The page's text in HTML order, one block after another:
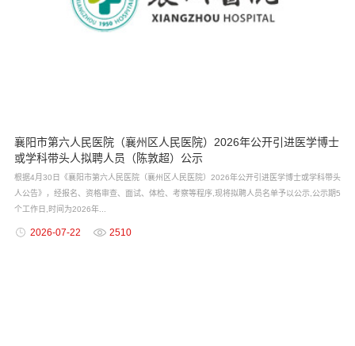
襄阳市第六人民医院（襄州区人民医院）2026年公开引进医学博士
或学科带头人拟聘人员（陈敦超）公示
根据4月30日《襄阳市第六人民医院（襄州区人民医院）2026年公开引进医学博士或学科带头
人公告》，经报名、资格审查、面试、体检、考察等程序,现将拟聘人员名单予以公示,公示期5
个工作日,时间为2026年...
2026-07-22 2510